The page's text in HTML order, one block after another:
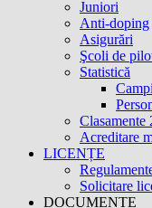
Juniori
Anti-doping
Asigurări
Şcoli de
Statistică
Clasamente
Acreditare
LICENȚE
Solicitare
DOCUMENTE